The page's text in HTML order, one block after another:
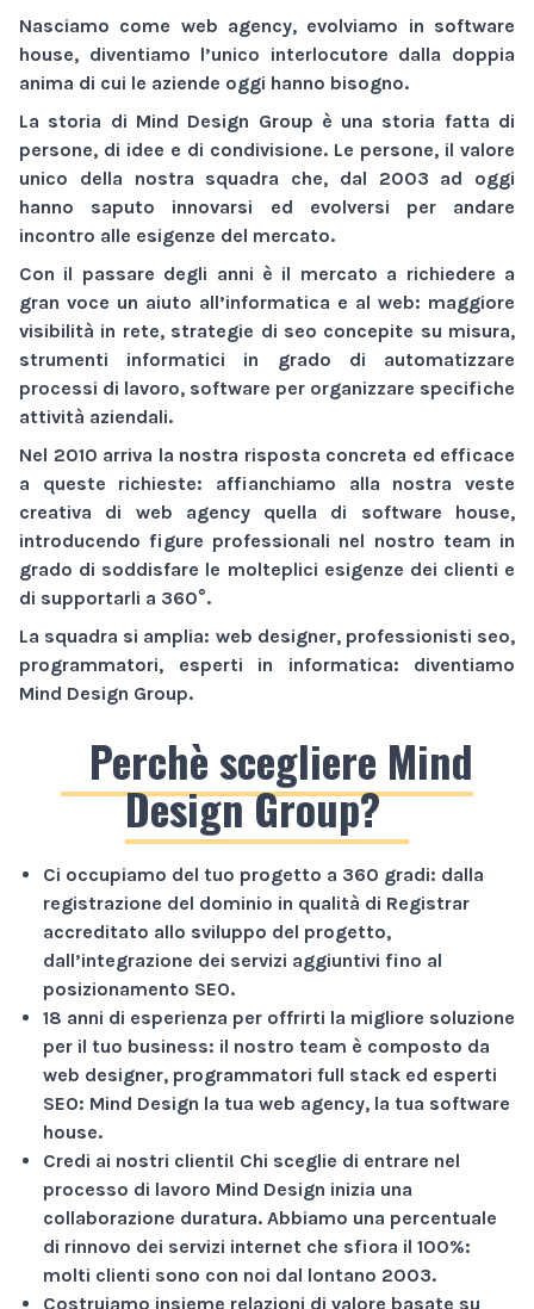
Nasciamo come web agency, evolviamo in software
house, diventiamo l’unico interlocutore dalla doppia
anima di cui le aziende oggi hanno bisogno.
La storia di Mind Design Group è una storia fatta di
persone, di idee e di condivisione. Le persone, il valore
unico della nostra squadra che, dal 2003 ad oggi
hanno saputo innovarsi ed evolversi per andare
incontro alle esigenze del mercato.
Con il passare degli anni è il mercato a richiedere a
gran voce un aiuto all’informatica e al web: maggiore
visibilità in rete, strategie di seo concepite su misura,
strumenti informatici in grado di automatizzare
processi di lavoro, software per organizzare specifiche
attività aziendali.
Nel 2010 arriva la nostra risposta concreta ed efficace
a queste richieste: affianchiamo alla nostra veste
creativa di web agencyquella di software house,
introducendo figure professionali nel nostro team in
grado di soddisfare le molteplici esigenze dei clienti e
di supportarli a 360°.
La squadra si amplia: web designer, professionisti seo,
programmatori, esperti in informatica: diventiamo
Mind Design Group.
Perchè scegliere Mind
Design Group?
Ci occupiamo del tuo progetto a 360 gradi: dalla
registrazione del dominio in qualità di Registrar
accreditato allo sviluppo del progetto,
dall’integrazione dei servizi aggiuntivi fino al
posizionamento SEO.
18 anni di esperienza per offrirti la migliore soluzione
per il tuo business: il nostro team è composto da
web designer, programmatori full stack ed esperti
SEO: Mind Design la tua web agency, la tua software
house.
Credi ai nostri clienti! Chi sceglie di entrare nel
processo di lavoro Mind Design inizia una
collaborazione duratura. Abbiamo una percentuale
di rinnovo dei servizi internet che sfiora il 100%:
molti clienti sono con noi dal lontano 2003.
Costruiamo insieme relazioni di valore basate su